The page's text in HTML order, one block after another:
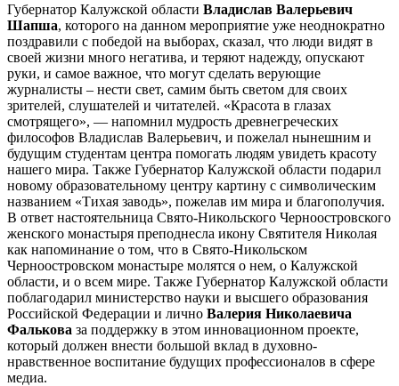
Губернатор Калужской области Владислав Валерьевич
Шапша, которого на данном мероприятие уже неоднократно
поздравили с победой на выборах, сказал, что люди видят в
своей жизни много негатива, и теряют надежду, опускают
руки, и самое важное, что могут сделать верующие
журналисты – нести свет, самим быть светом для своих
зрителей, слушателей и читателей. «Красота в глазах
смотрящего», — напомнил мудрость древнегреческих
философов Владислав Валерьевич, и пожелал нынешним и
будущим студентам центра помогать людям увидеть красоту
нашего мира. Также Губернатор Калужской области подарил
новому образовательному центру картину с символическим
названием «Тихая заводь», пожелав им мира и благополучия.
В ответ настоятельница Свято-Никольского Черноостровского
женского монастыря преподнесла икону Святителя Николая
как напоминание о том, что в Свято-Никольском
Черноостровском монастыре молятся о нем, о Калужской
области, и о всем мире. Также Губернатор Калужской области
поблагодарил министерство науки и высшего образования
Российской Федерации и лично Валерия Николаевича
Фалькова за поддержку в этом инновационном проекте,
который должен внести большой вклад в духовно-
нравственное воспитание будущих профессионалов в сфере
медиа.